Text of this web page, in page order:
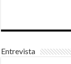
Entrevista